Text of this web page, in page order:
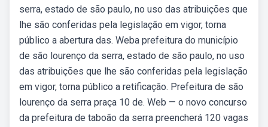
serra, estado de são paulo, no uso das atribuições que
lhe são conferidas pela legislação em vigor, torna
público a abertura das. Weba prefeitura do município
de são lourenço da serra, estado de são paulo, no uso
das atribuições que lhe são conferidas pela legislação
em vigor, torna público a retificação. Prefeitura de são
lourenço da serra praça 10 de. Web — o novo concurso
da prefeitura de taboão da serra preencherá 120 vagas